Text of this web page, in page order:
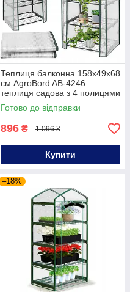
Теплиця балконна 158х49х68
см AgroBord AB-4246
теплиця садова з 4 полицями
Готово до відправки
896 ₴ 1 096 ₴
Купити
–18%